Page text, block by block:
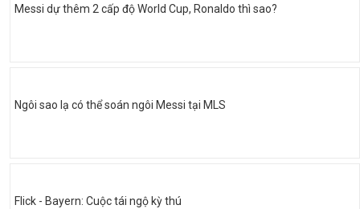
Messi dự thêm 2 cấp độ World Cup, Ronaldo thì sao?
Ngôi sao lạ có thể soán ngôi Messi tại MLS
Flick - Bayern: Cuộc tái ngộ kỳ thú